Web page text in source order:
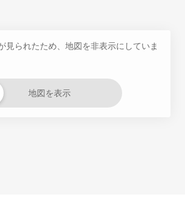
見られたため、地図を非表示にしていま
地図を表示